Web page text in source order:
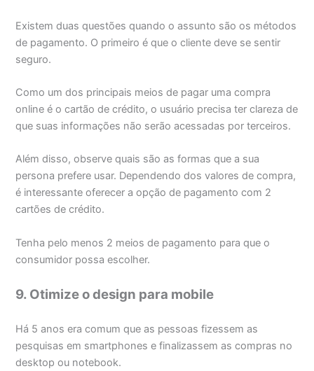
Existem duas questões quando o assunto são os métodos
de pagamento. O primeiro é que o cliente deve se sentir
seguro.
Como um dos principais meios de pagar uma compra
online é o cartão de crédito, o usuário precisa ter clareza de
que suas informações não serão acessadas por terceiros.
Além disso, observe quais são as formas que a sua
persona prefere usar. Dependendo dos valores de compra,
é interessante oferecer a opção de pagamento com 2
cartões de crédito.
Tenha pelo menos 2 meios de pagamento para que o
consumidor possa escolher.
9. Otimize o design para mobile
Há 5 anos era comum que as pessoas fizessem as
pesquisas em smartphones e finalizassem as compras no
desktop ou notebook.